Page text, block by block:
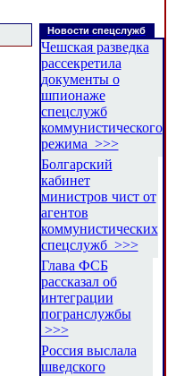
Новости спецслужб
Чешская разведка
рассекретила
документы о
шпионаже
спецслужб
коммунистического
режима >>>
Болгарский
кабинет
министров чист от
агентов
коммунистических
спецслужб >>>
Глава ФСБ
рассказал об
интеграции
погранслужбы
>>>
Россия выслала
шведского